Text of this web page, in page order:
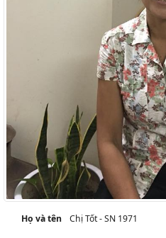
Họ và tên Chị Tốt - SN 1971